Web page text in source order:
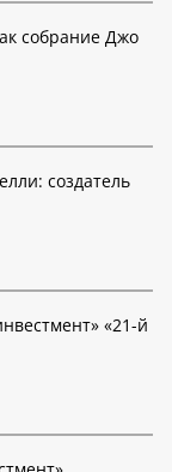
собрание Джо
создатель
«21-й